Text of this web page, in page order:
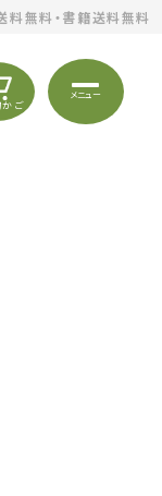
無料・書籍送料無料
かご
メニュー